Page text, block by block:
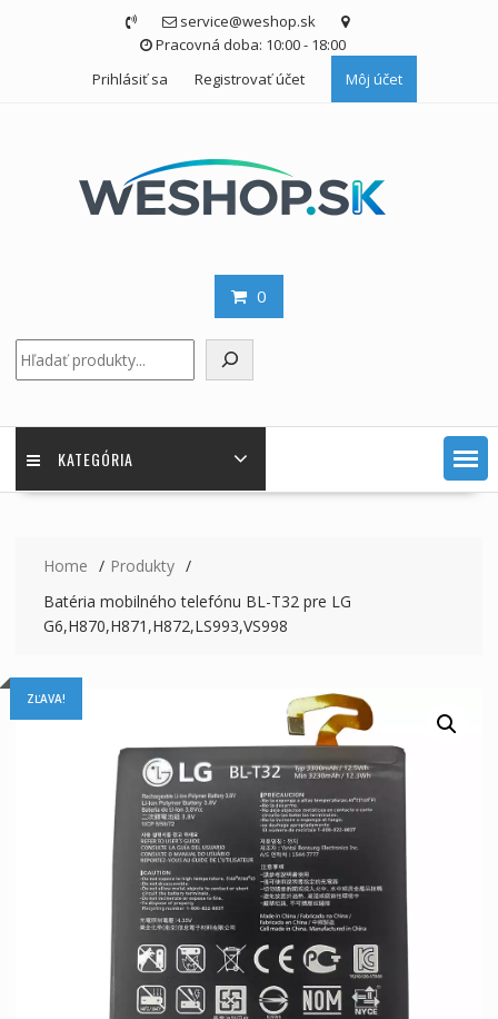
service@weshop.sk
Pracovná doba: 10:00 - 18:00
Prihlásiť sa
Registrovať účet Môj účet
0
KATEGÓRIA
Home
Produkty
Batéria mobilného telefónu BL-T32 pre LG
G6,H870,H871,H872,LS993,VS998
ZĽAVA!